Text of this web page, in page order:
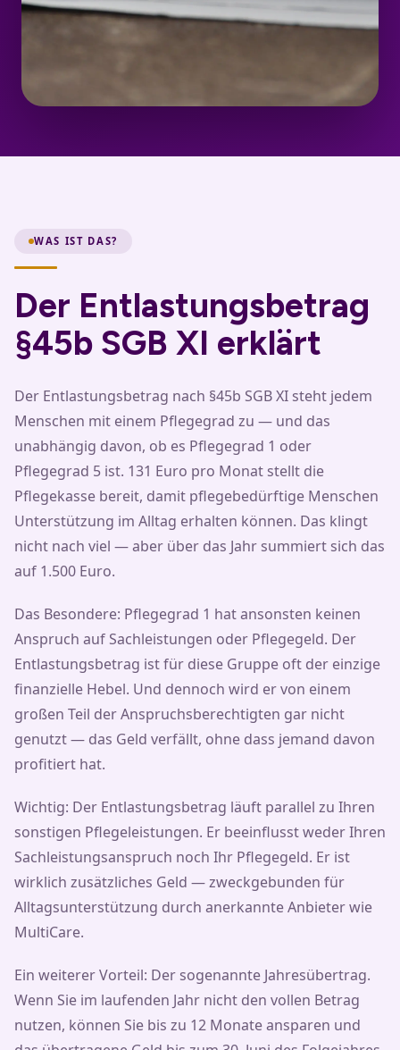
WAS IST DAS?
Der Entlastungsbetrag
§45b SGB XI erklärt
Der Entlastungsbetrag nach §45b SGB XI steht jedem
Menschen mit einem Pflegegrad zu — und das
unabhängig davon, ob es Pflegegrad 1 oder
Pflegegrad 5 ist. 131 Euro pro Monat stellt die
Pflegekasse bereit, damit pflegebedürftige Menschen
Unterstützung im Alltag erhalten können. Das klingt
nicht nach viel — aber über das Jahr summiert sich das
auf 1.500 Euro.
Das Besondere: Pflegegrad 1 hat ansonsten keinen
Anspruch auf Sachleistungen oder Pflegegeld. Der
Entlastungsbetrag ist für diese Gruppe oft der einzige
finanzielle Hebel. Und dennoch wird er von einem
großen Teil der Anspruchsberechtigten gar nicht
genutzt — das Geld verfällt, ohne dass jemand davon
profitiert hat.
Wichtig: Der Entlastungsbetrag läuft parallel zu Ihren
sonstigen Pflegeleistungen. Er beeinflusst weder Ihren
Sachleistungsanspruch noch Ihr Pflegegeld. Er ist
wirklich zusätzliches Geld — zweckgebunden für
Alltagsunterstützung durch anerkannte Anbieter wie
MultiCare.
Ein weiterer Vorteil: Der sogenannte Jahresübertrag.
Wenn Sie im laufenden Jahr nicht den vollen Betrag
nutzen, können Sie bis zu 12 Monate ansparen und